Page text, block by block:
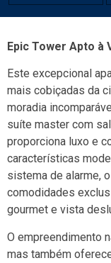
Epic Tower Apto à
Este excepcional
mais cobiçadas da
moradia
suíte master com
proporciona luxo e
características
sistema de alarme,
comodidades
gourmet e vista
O empreendimento
mas também